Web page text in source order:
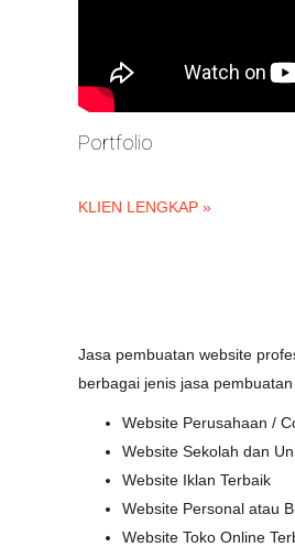
Portfolio
KLIEN LENGKAP »
Jasa pembuatan website
berbagai jenis jasa
Website Perusahaan /
Website Sekolah dan
Website Iklan Terbaik
Website Personal atau
Website Toko Online